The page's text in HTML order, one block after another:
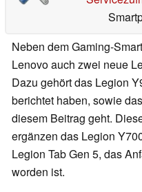
Neben dem Gaming-
Lenovo auch zwei neue
Dazu gehört das Legion
berichtet haben, sowie
diesem Beitrag geht.
ergänzen das Legion
Legion Tab Gen 5, das
worden ist.